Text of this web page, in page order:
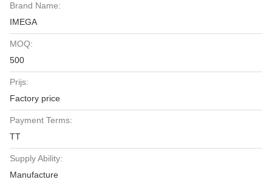
Brand Name:
IMEGA
MOQ:
500
Prijs:
Factory price
Payment Terms:
TT
Supply Ability:
Manufacture